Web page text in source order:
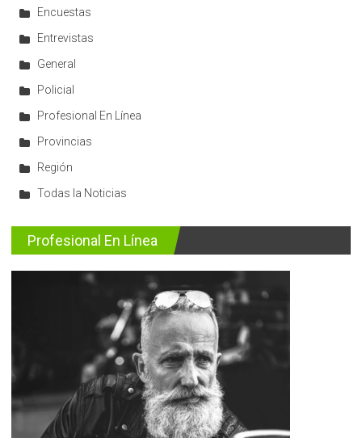
Encuestas
Entrevistas
General
Policial
Profesional En Línea
Provincias
Región
Todas la Noticias
Profesional En Línea